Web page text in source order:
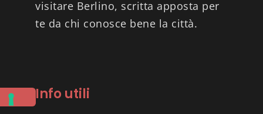
visitare Berlino, scritta apposta per
te da chi conosce bene la città.
Info utili